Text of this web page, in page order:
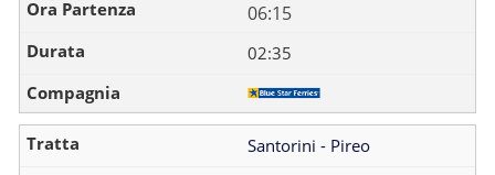
06:15
02:35
Santorini - Pireo